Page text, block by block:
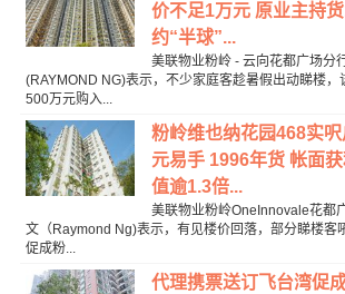
价不足1万元 原业主持
约“半球”...
美联物业粉岭 - 云向花都广场分
(RAYMOND NG)表示，不少家庭客趁暑假出动睇楼，
500万元购入...
粉岭维也纳花园468实
元易手 1996年货 帐面
值逾1.3倍...
美联物业粉岭OneInnovale花都
文（Raymond Ng)表示，有见楼价回落，部分睇楼客
促成粉...
代理携票送订飞台湾促